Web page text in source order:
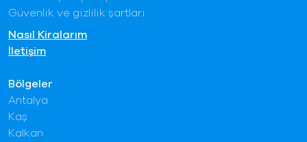
Bölgeler
Antalya
Kaş
Kalkan
Güvenlik ve gizlilik şartları
Nasıl Kiralarım
İletişim